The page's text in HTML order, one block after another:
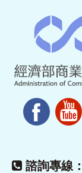
諮詢專線